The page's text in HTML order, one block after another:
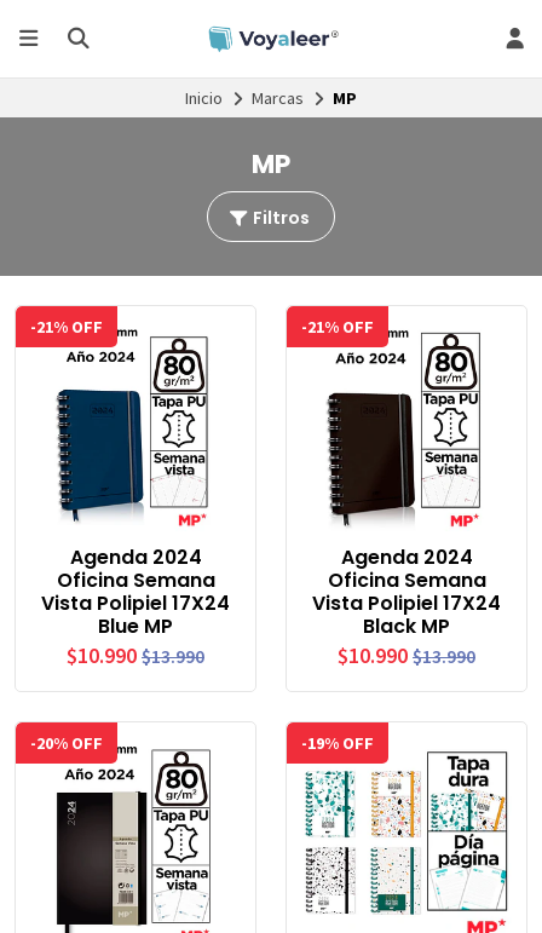
Inicio Marcas MP
MP
Filtros
-21% OFF
Agenda 2024
Oficina Semana
Vista Polipiel 17X24
Blue MP
$10.990 $13.990
-21% OFF
Agenda 2024
Oficina Semana
Vista Polipiel 17X24
Black MP
$10.990 $13.990
-20% OFF -19% OFF